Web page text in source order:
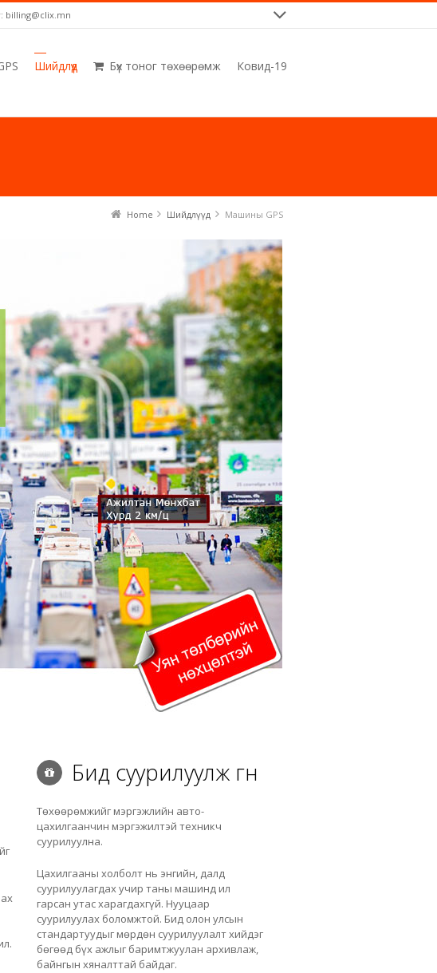
billing@clix.mn
Шийдлүүд Бүх тоног төхөөрөмж Ковид-19
Home Шийдлүүд Машины GPS
Бид суурилуулж өгнө
Төхөөрөмжийг мэргэжлийн авто-
цахилгаанчин мэргэжилтэй техникч
суурилуулна.
Цахилгааны холболт нь энгийн, далд
суурилуулагдах учир таны машинд ил
гарсан утас харагдахгүй. Нууцаар
суурилуулах боломжтой. Бид олон улсын
стандартуудыг мөрдөн суурилуулалт хийдэг
бөгөөд бүх ажлыг баримтжуулан архивлаж,
байнгын хяналттай байдаг.